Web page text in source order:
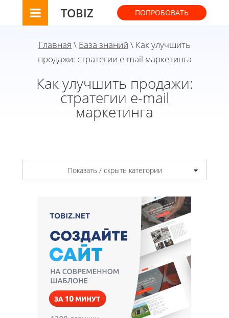
TOBIZ ПОПРОБОВАТЬ
Главная \ База знаний \ Как улучшить
продажи: стратегии e-mail маркетинга
Как улучшить продажи:
стратегии e-mail
маркетинга
Показать / скрыть категории